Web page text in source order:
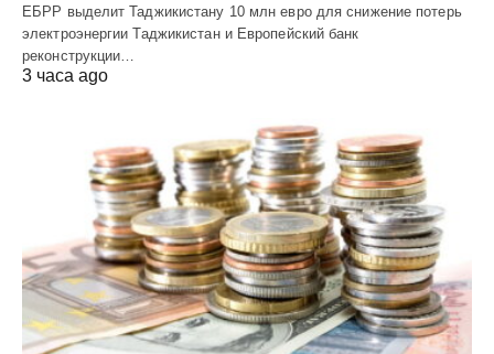
ЕБРР выделит Таджикистану 10 млн евро для снижение потерь
электроэнергии Таджикистан и Европейский банк
реконструкции…
3 часа ago